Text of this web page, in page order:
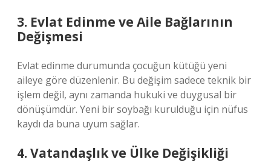
3. Evlat Edinme ve Aile Bağlarının
Değişmesi
Evlat edinme durumunda çocuğun kütüğü yeni
aileye göre düzenlenir. Bu değişim sadece teknik bir
işlem değil, aynı zamanda hukuki ve duygusal bir
dönüşümdür. Yeni bir soybağı kurulduğu için nüfus
kaydı da buna uyum sağlar.
4. Vatandaşlık ve Ülke Değişikliği